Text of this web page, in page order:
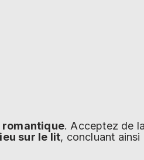
romantique. Acceptez de
sur le lit, concluant